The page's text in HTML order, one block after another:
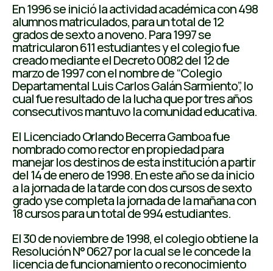
En 1996 se inició la actividad académica con 498
alumnos matriculados, para un total de 12
grados de sexto a noveno. Para 1997 se
matricularon 611 estudiantes y el colegio fue
creado mediante el Decreto 0082 del 12 de
marzo de 1997 con el nombre de “Colegio
Departamental Luis Carlos Galán Sarmiento”, lo
cual fue resultado de la lucha que por tres años
consecutivos mantuvo la comunidad educativa.
El Licenciado Orlando Becerra Gamboa fue
nombrado como rector en propiedad para
manejar los destinos de esta institución a partir
del 14 de enero de 1998. En este año se da inicio
a la jornada de la tarde con dos cursos de sexto
grado yse completa la jornada de la mañana con
18 cursos para un total de 994 estudiantes.
El 30 de noviembre de 1998, el colegio obtiene la
Resolución N° 0627 por la cual se le concede la
licencia de funcionamiento o reconocimiento